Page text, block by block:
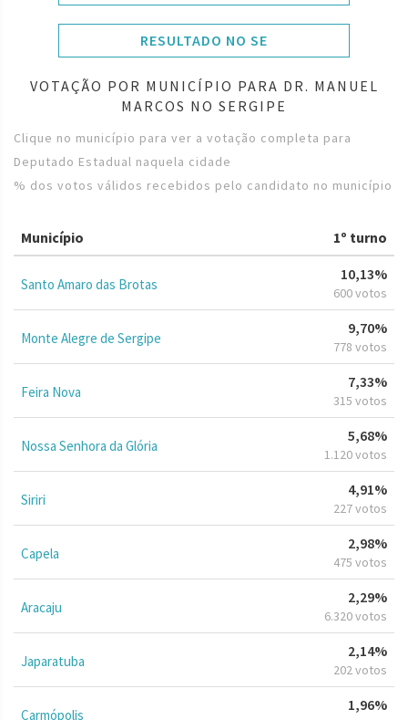
RESULTADO NO SE
VOTAÇÃO POR MUNICÍPIO PARA DR. MANUEL
MARCOS NO SERGIPE
Clique no município para ver a votação completa para
Deputado Estadual naquela cidade
% dos votos válidos recebidos pelo candidato no município
Município 1º turno
Santo Amaro das Brotas
10,13%
600 votos
Monte Alegre de Sergipe
9,70%
778 votos
Feira Nova
7,33%
315 votos
Nossa Senhora da Glória
5,68%
1.120 votos
Siriri
4,91%
227 votos
Capela
2,98%
475 votos
Aracaju
2,29%
6.320 votos
Japaratuba
2,14%
202 votos
Carmópolis
1,96%